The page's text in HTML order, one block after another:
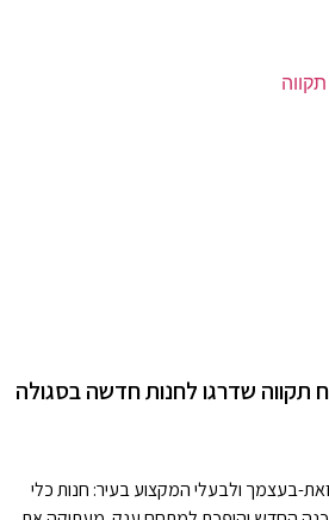
תקווה שדרגו לחנות חדשה בסגולה
בעצמך ולבעלי המקצוע בעיר: חנות כלי